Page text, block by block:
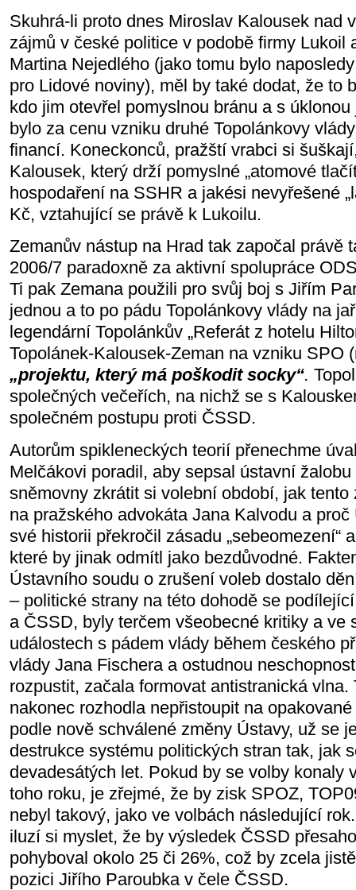
Skuhrá-li proto dnes Miroslav Kalousek nad
zájmů v české politice v podobě firmy Lukoil
Martina Nejedlého (jako tomu bylo
pro Lidové noviny), měl by také dodat, že to
kdo jim otevřel pomyslnou bránu a s
bylo za cenu vzniku druhé Topolánkovy
financí. Koneckonců, pražští vrabci si
Kalousek, který drží pomyslné „atomové
hospodaření na SSHR a jakési nevyřešené
Kč, vztahující se právě k Lukoilu.
Zemanův nástup na Hrad tak započal právě
2006/7 paradoxně za aktivní spolupráce
Ti pak Zemana použili pro svůj boj s Jiřím
jednou a to po pádu Topolánkovy vlády na
legendární Topolánkův „Referát z hotelu
Topolánek-Kalousek-Zeman na vzniku SPO
„projektu, který má poškodit socky“.
společných večeřích, na nichž se s
společném postupu proti ČSSD.
Autorům spikleneckých teorií přenechme
Melčákovi poradil, aby sepsal ústavní
sněmovny zkrátit si volební období, jak
na pražského advokáta Jana Kalvodu a
své historii překročil zásadu „sebeomezení“
které by jinak odmítl jako bezdůvodné.
Ústavního soudu o zrušení voleb dostalo
– politické strany na této dohodě se
a ČSSD, byly terčem všeobecné kritiky a ve
událostech s pádem vlády během českého
vlády Jana Fischera a ostudnou
rozpustit, začala formovat antistranická
nakonec rozhodla nepřistoupit na
podle nově schválené změny Ústavy, už se
destrukce systému politických stran tak, jak
devadesátých let. Pokud by se volby konaly
toho roku, je zřejmé, že by zisk SPOZ,
nebyl takový, jako ve volbách následující
iluzí si myslet, že by výsledek ČSSD
pohyboval okolo 25 či 26%, což by zcela
pozici Jiřího Paroubka v čele ČSSD.